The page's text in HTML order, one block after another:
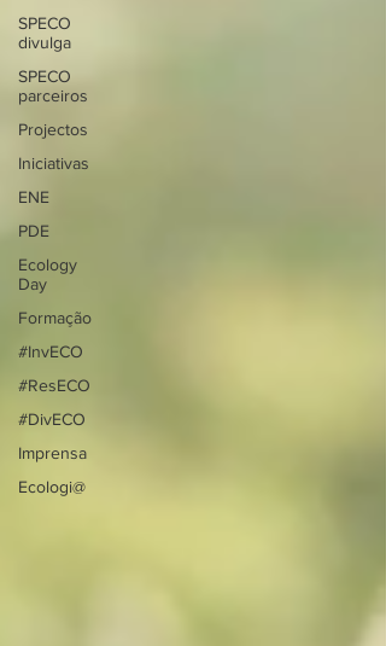
SPECO
divulga
SPECO
parceiros
Projectos
Iniciativas
ENE
PDE
Ecology
Day
Formação
#InvECO
#ResECO
#DivECO
Imprensa
Ecologi@